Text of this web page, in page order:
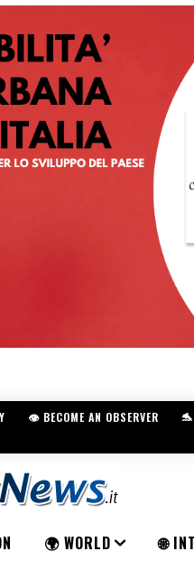
👁️ BECOME AN OBSERVER 🐬
🌍 WORLD
🌐